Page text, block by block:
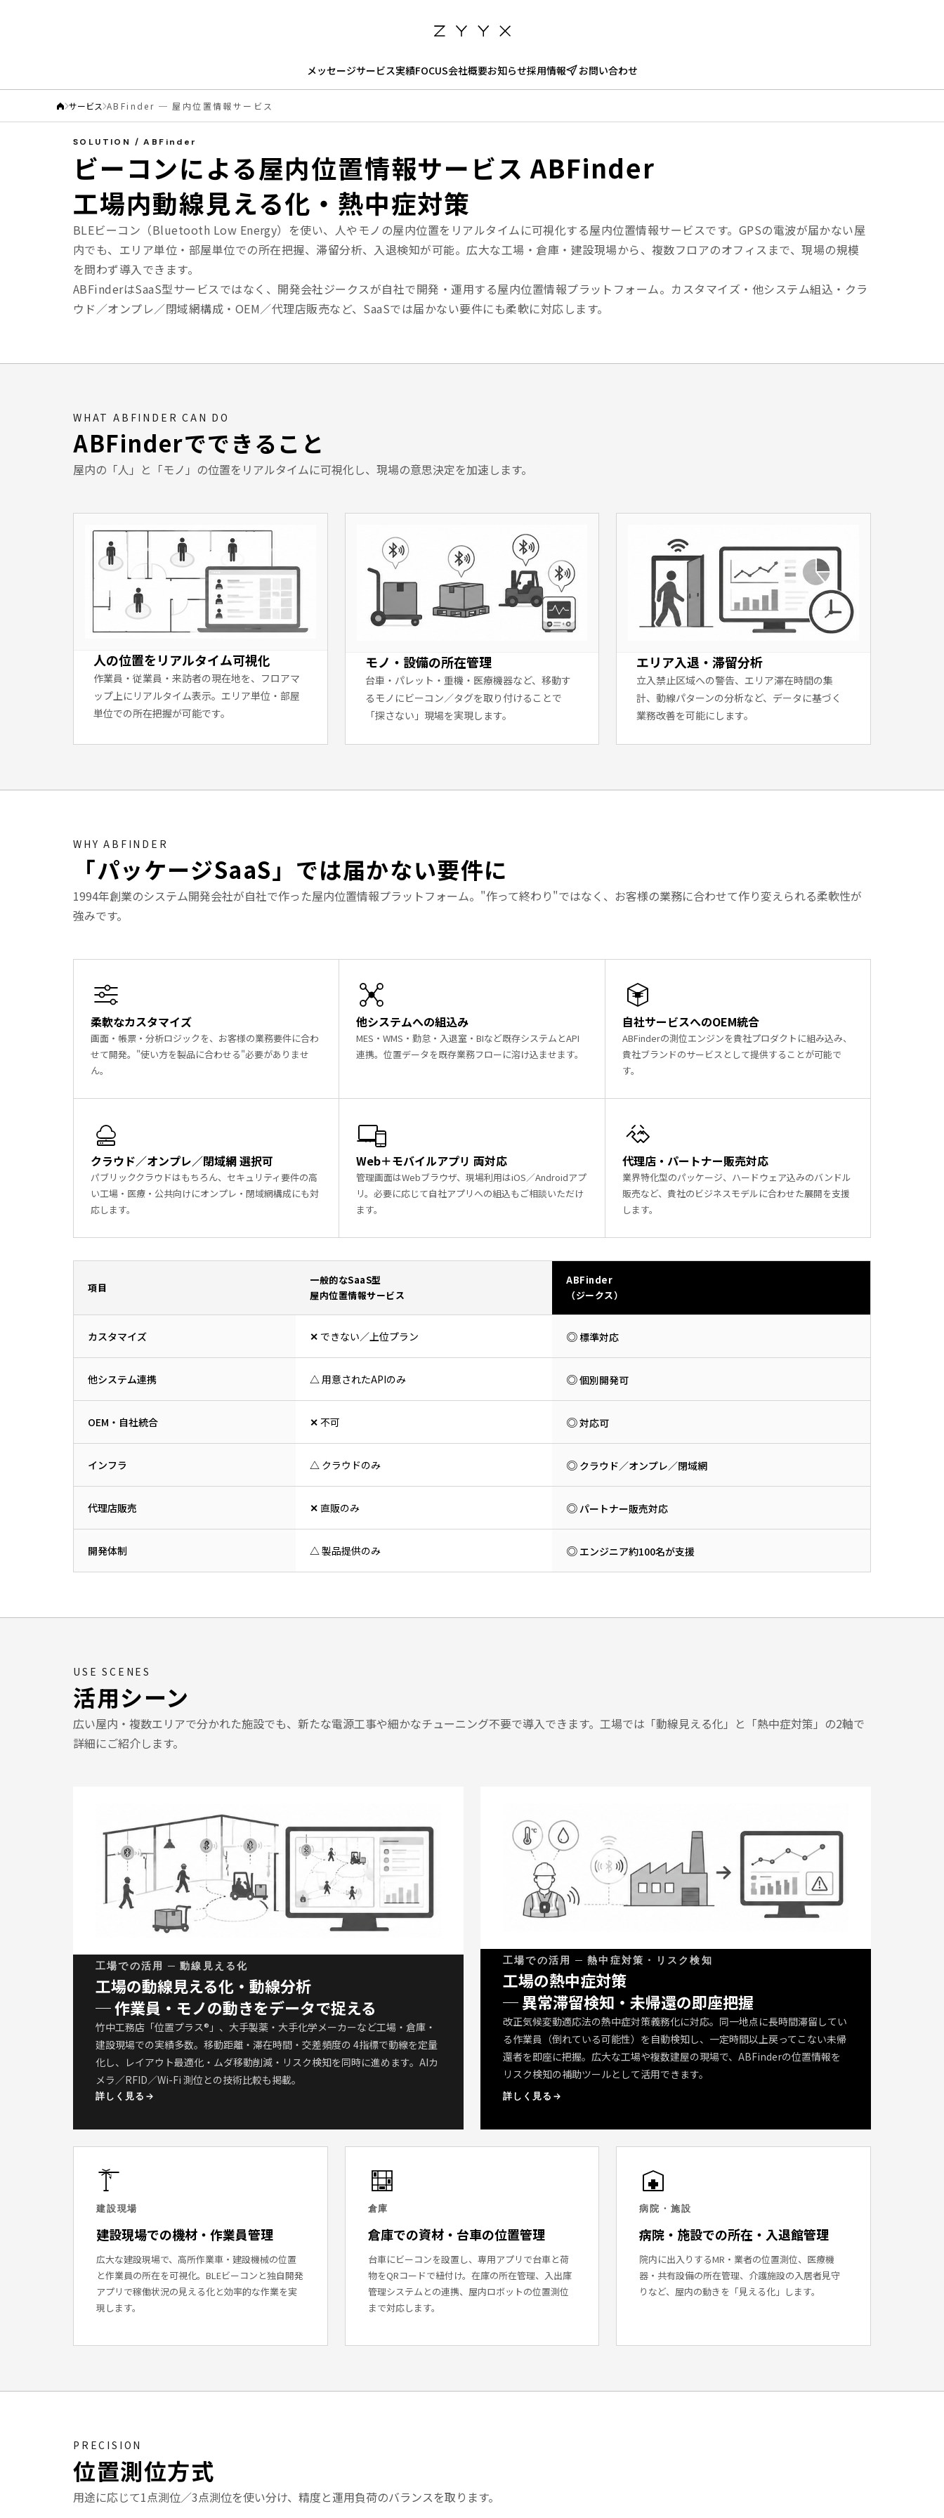
メッセージサービス実績FOCUS会社概要お知らせ採用情報 お問い合わせ
サービス ABFinder ─ 屋内位置情報サービス
SOLUTION / ABFinder
ビーコンによる屋内位置情報サービス ABFinder
工場内動線見える化・熱中症対策
BLEビーコン（Bluetooth Low Energy）を使い、人やモノの屋内位置をリアルタイムに可視化する屋内位置情報サービスです。GPSの電波が届かない屋
内でも、エリア単位・部屋単位での所在把握、滞留分析、入退検知が可能。広大な工場・倉庫・建設現場から、複数フロアのオフィスまで、現場の規模
を問わず導入できます。
ABFinderはSaaS型サービスではなく、開発会社ジークスが自社で開発・運用する屋内位置情報プラットフォーム。カスタマイズ・他システム組込・クラ
ウド／オンプレ／閉域網構成・OEM／代理店販売など、SaaSでは届かない要件にも柔軟に対応します。
WHAT ABFINDER CAN DO
ABFinderでできること
屋内の「人」と「モノ」の位置をリアルタイムに可視化し、現場の意思決定を加速します。
人の位置をリアルタイム可視化
作業員・従業員・来訪者の現在地を、フロアマ
ップ上にリアルタイム表示。エリア単位・部屋
単位での所在把握が可能です。
モノ・設備の所在管理
台車・パレット・重機・医療機器など、移動す
るモノにビーコン／タグを取り付けることで
「探さない」現場を実現します。
エリア入退・滞留分析
立入禁止区域への警告、エリア滞在時間の集
計、動線パターンの分析など、データに基づく
業務改善を可能にします。
WHY ABFINDER
「パッケージSaaS」では届かない要件に
1994年創業のシステム開発会社が自社で作った屋内位置情報プラットフォーム。"作って終わり"ではなく、お客様の業務に合わせて作り変えられる柔軟性が
強みです。
柔軟なカスタマイズ
画面・帳票・分析ロジックを、お客様の業務要件に合わ
せて開発。"使い方を製品に合わせる"必要がありませ
ん。
他システムへの組込み
MES・WMS・勤怠・入退室・BIなど既存システムとAPI
連携。位置データを既存業務フローに溶け込ませます。
自社サービスへのOEM統合
ABFinderの測位エンジンを貴社プロダクトに組み込み、
貴社ブランドのサービスとして提供することが可能で
す。
クラウド／オンプレ／閉域網 選択可
パブリッククラウドはもちろん、セキュリティ要件の高
い工場・医療・公共向けにオンプレ・閉域網構成にも対
応します。
Web＋モバイルアプリ 両対応
管理画面はWebブラウザ、現場利用はiOS／Androidアプ
リ。必要に応じて自社アプリへの組込もご相談いただけ
ます。
代理店・パートナー販売対応
業界特化型のパッケージ、ハードウェア込みのバンドル
販売など、貴社のビジネスモデルに合わせた展開を支援
します。
項目
一般的なSaaS型
屋内位置情報サービス
ABFinder
（ジークス）
カスタマイズ ✕ できない／上位プラン ◎標準対応
他システム連携 △用意されたAPIのみ ◎個別開発可
OEM・自社統合 ✕ 不可 ◎対応可
インフラ △ クラウドのみ ◎ クラウド／オンプレ／閉域網
代理店販売 ✕ 直販のみ ◎パートナー販売対応
開発体制 △製品提供のみ ◎ エンジニア約100名が支援
USE SCENES
活用シーン
広い屋内・複数エリアで分かれた施設でも、新たな電源工事や細かなチューニング不要で導入できます。工場では「動線見える化」と「熱中症対策」の2軸で
詳細にご紹介します。
工場での活用 ─ 動線見える化
工場の動線見える化・動線分析
─ 作業員・モノの動きをデータで捉える
竹中工務店「位置プラス®」、大手製薬・大手化学メーカーなど工場・倉庫・
建設現場での実績多数。移動距離・滞在時間・交差頻度の 4指標で動線を定量
化し、レイアウト最適化・ムダ移動削減・リスク検知を同時に進めます。AIカ
メラ／RFID／Wi-Fi 測位との技術比較も掲載。
詳しく見る
工場での活用 ─ 熱中症対策・リスク検知
工場の熱中症対策
─ 異常滞留検知・未帰還の即座把握
改正気候変動適応法の熱中症対策義務化に対応。同一地点に長時間滞留してい
る作業員（倒れている可能性）を自動検知し、一定時間以上戻ってこない未帰
還者を即座に把握。広大な工場や複数建屋の現場で、ABFinderの位置情報を
リスク検知の補助ツールとして活用できます。
詳しく見る
建設現場
建設現場での機材・作業員管理
広大な建設現場で、高所作業車・建設機械の位置
と作業員の所在を可視化。BLEビーコンと独自開発
アプリで稼働状況の見える化と効率的な作業を実
現します。
倉庫
倉庫での資材・台車の位置管理
台車にビーコンを設置し、専用アプリで台車と荷
物をQRコードで紐付け。在庫の所在管理、入出庫
管理システムとの連携、屋内ロボットの位置測位
まで対応します。
病院・施設
病院・施設での所在・入退館管理
院内に出入りするMR・業者の位置測位、医療機
器・共有設備の所在管理、介護施設の入居者見守
りなど、屋内の動きを「見える化」します。
PRECISION
位置測位方式
用途に応じて1点測位／3点測位を使い分け、精度と運用負荷のバランスを取ります。